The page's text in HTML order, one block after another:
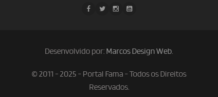
Desenvolvido por: Marcos Design Web.
© 2011 - 2025 - Portal Fama - Todos os Direitos
Reservados.